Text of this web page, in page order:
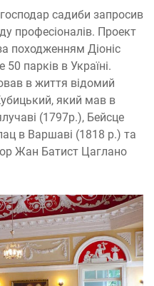
господар садиби запросив
професіоналів. Проект
походженням Діоніс
парків в Україні.
в життя відомий
який мав в
(1797р.), Бейсце
в Варшаві (1818 р.) та
Жан Батист Цаглано